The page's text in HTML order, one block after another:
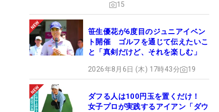
15
笹生優花が6度目のジュニアイベン
ト開催 ゴルフを通じて伝えたいこ
と「真剣だけど、それを楽しむ」
2026年8月6日 (木) 17時43分 19
ダフる人は100円玉を置くだけ！
女子プロが実践するアイアン「ダウ